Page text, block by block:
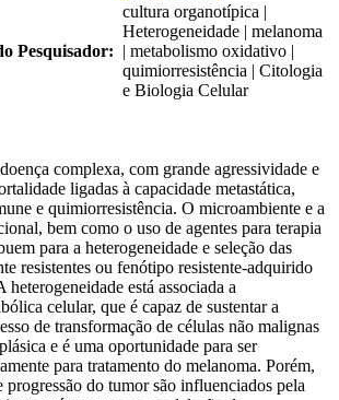
Pesquisador:
cultura organotípica |
Heterogeneidade | melanoma
| metabolismo oxidativo |
quimiorresistência | Citologia
e Biologia Celular
complexa, com grande agressividade e
ligadas à capacidade metastática,
e quimiorresistência. O microambiente e a
bem como o uso de agentes para terapia
para a heterogeneidade e seleção das
resistentes ou fenótipo resistente-adquirido
heterogeneidade está associada a
celular, que é capaz de sustentar a
de transformação de células não malignas
e é uma oportunidade para ser
para tratamento do melanoma. Porém,
do tumor são influenciados pela